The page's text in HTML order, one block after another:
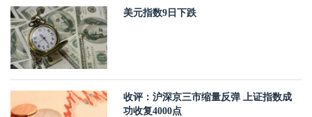
美元指数9日下跌
收评：沪深京三市缩量反弹 上证指数成
功收复4000点